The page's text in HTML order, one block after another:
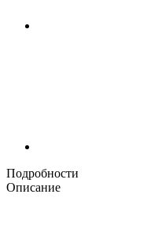
Подробности
Описание